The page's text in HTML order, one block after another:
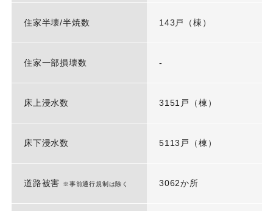
住家半壊/半焼数 143戸（棟）
住家一部損壊数 -
床上浸水数 3151戸（棟）
床下浸水数 5113戸（棟）
道路被害 ※事前通行規制は除く 3062か所